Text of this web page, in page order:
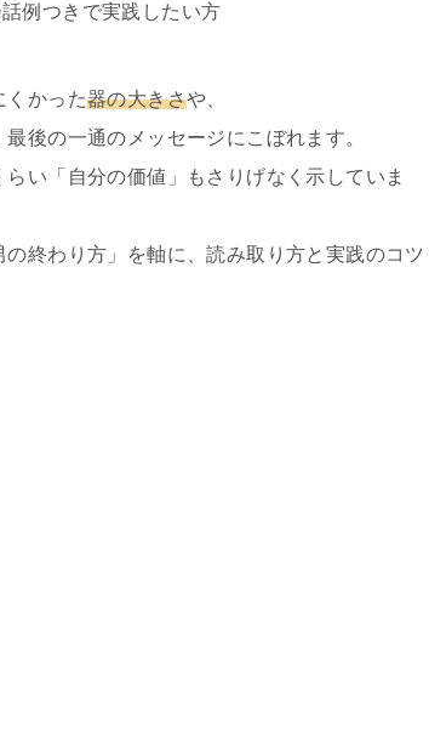
例つきで実践したい方
くかった器の大きさや、
後の一通のメッセージにこぼれます。
い「自分の価値」もさりげなく示していま
終わり方」を軸に、読み取り方と実践のコツ